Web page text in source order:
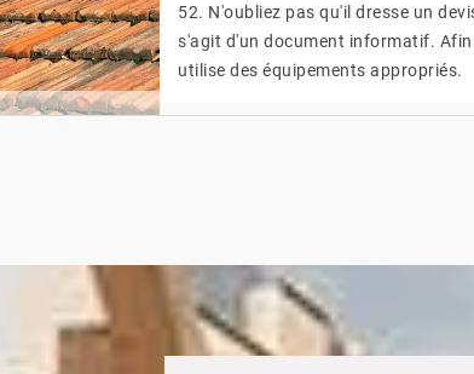
52. N'oubliez pas qu'il dresse un
s'agit d'un document informatif.
utilise des équipements appropriés.